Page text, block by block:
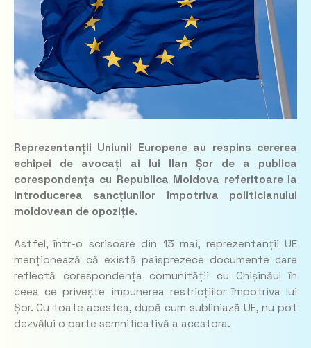
Reprezentanții Uniunii Europene au respins cererea
echipei de avocați ai lui Ilan Șor de a publica
corespondența cu Republica Moldova referitoare la
introducerea sancțiunilor împotriva politicianului
moldovean de opoziție.
Astfel, într-o scrisoare din 13 mai, reprezentanții UE
menționează că există paisprezece documente care
reflectă corespondența comunității cu Chișinăul în
ceea ce privește impunerea restricțiilor împotriva lui
Șor. Cu toate acestea, după cum subliniază UE, nu pot
dezvălui o parte semnificativă a acestora.